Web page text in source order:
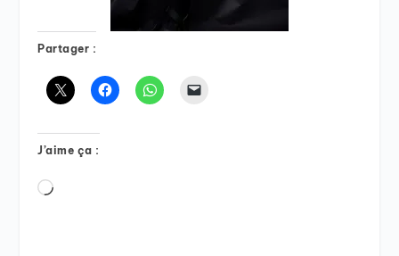
Partager :
J’aime ça :
Chargement…